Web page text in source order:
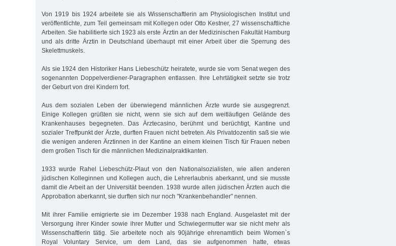
Von 1919 bis 1924 arbeitete sie als Wissenschaftlerin am Physiologischen Institut und
veröffentlichte, zum Teil gemeinsam mit Kollegen oder Otto Kestner, 27 wissenschaftliche
Arbeiten. Sie habilitierte sich 1923 als erste Ärztin an der Medizinischen Fakultät Hamburg
und als dritte Ärztin in Deutschland überhaupt mit einer Arbeit über die Sperrung des
Skelettmuskels.
Als sie 1924 den Historiker Hans Liebeschütz heiratete, wurde sie vom Senat wegen des
sogenannten Doppelverdiener-Paragraphen entlassen. Ihre Lehrtätigkeit setzte sie trotz
der Geburt von drei Kindern fort.
Aus dem sozialen Leben der überwiegend männlichen Ärzte wurde sie ausgegrenzt.
Einige Kollegen grüßten sie nicht, wenn sie sich auf dem weitläufigen Gelände des
Krankenhauses begegneten. Das Ärztecasino, berühmt und berüchtigt, Kantine und
sozialer Treffpunkt der Ärzte, durften Frauen nicht betreten. Als Privatdozentin saß sie wie
die wenigen anderen Ärztinnen in der Kantine an einem kleinen Tisch für Frauen neben
dem großen Tisch für die männlichen Medizinalpraktikanten.
1933 wurde Rahel Liebeschütz-Plaut von den Nationalsozialisten, wie allen anderen
jüdischen Kolleginnen und Kollegen auch, die Lehrerlaubnis aberkannt, und sie musste
damit die Arbeit an der Universität beenden. 1938 wurde allen jüdischen Ärzten auch die
Approbation aberkannt, sie durften sich nur noch "Krankenbehandler" nennen.
Mit ihrer Familie emigrierte sie im Dezember 1938 nach England. Ausgelastet mit der
Versorgung ihrer Kinder sowie ihrer Mutter und Schwiegermutter war sie nicht mehr als
Wissenschaftlerin tätig. Sie arbeitete noch als 90jährige ehrenamtlich beim Women`s
Royal Voluntary Service, um dem Land, das sie aufgenommen hatte, etwas